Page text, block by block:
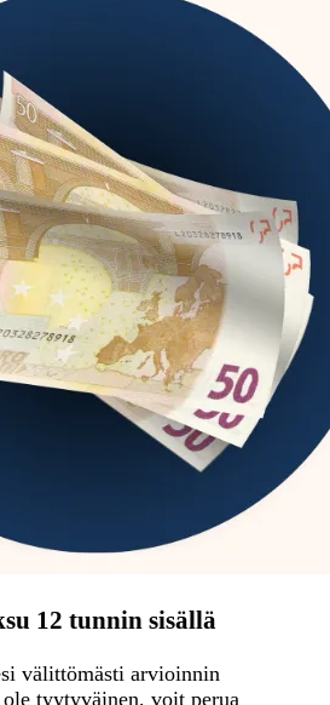
12 tunnin sisällä
välittömästi arvioinnin
tyytyväinen, voit perua